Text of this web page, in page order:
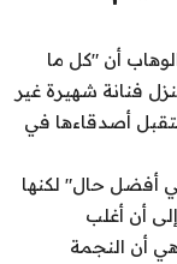
أن "كل ما
فنانة شهيرة غير
أصدقاءها في
أفضل حال" لكنها
أن أغلب
أن النجمة